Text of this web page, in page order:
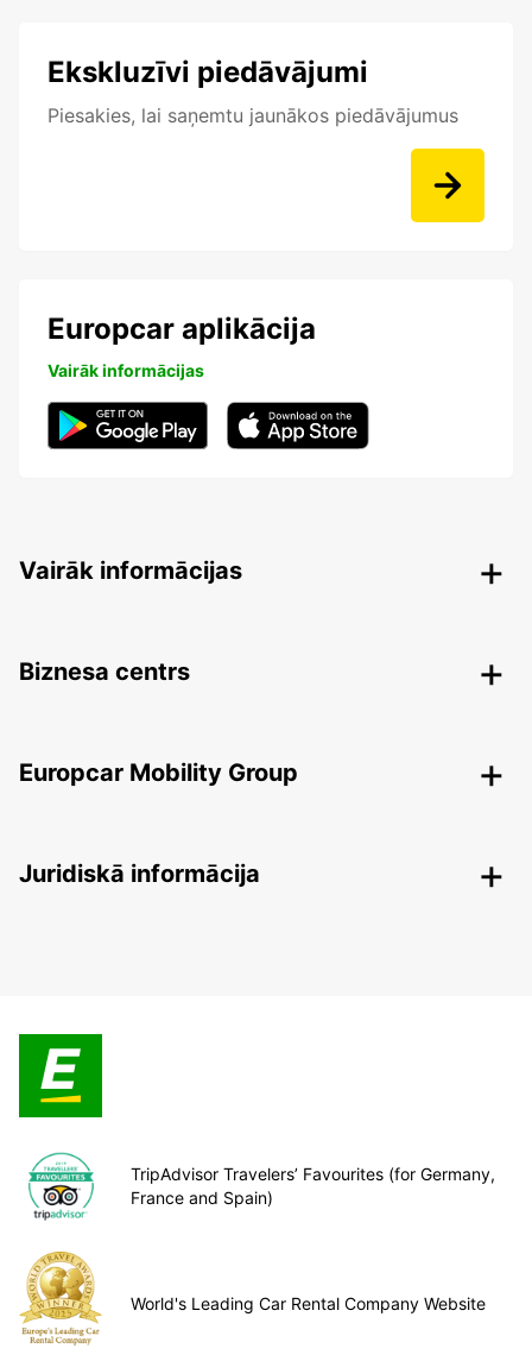
Ekskluzīvi piedāvājumi
Piesakies, lai saņemtu jaunākos piedāvājumus
Europcar aplikācija
Vairāk informācijas
Vairāk informācijas
Biznesa centrs
Europcar Mobility Group
Juridiskā informācija
TripAdvisor Travelers’ Favourites (for Germany,
France and Spain)
World's Leading Car Rental Company Website